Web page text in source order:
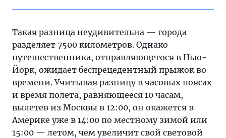
Такая разница неудивительна — города
разделяет 7500 километров. Однако
путешественника, отправляющегося в Нью-
Йорк, ожидает беспрецедентный прыжок во
времени. Учитывая разницу в часовых поясах
и время полета, равняющееся 10 часам,
вылетев из Москвы в 12:00, он окажется в
Америке уже в 14:00 по местному зимой или
15:00 — летом, чем увеличит свой световой